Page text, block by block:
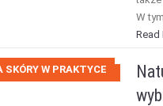
W
Read
W PRAKTYCE